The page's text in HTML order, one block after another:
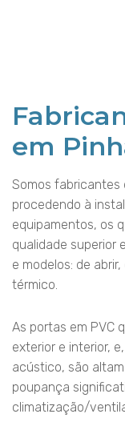
em
Somos fabricantes
procedendo à
equipamentos, os
qualidade superior
e modelos: de
térmico.
As portas em PVC
exterior e interior,
acústico, são
poupança
climatização/